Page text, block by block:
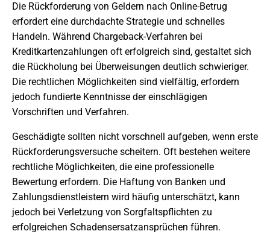
Die Rückforderung von Geldern nach Online-Betrug
erfordert eine durchdachte Strategie und schnelles
Handeln. Während Chargeback-Verfahren bei
Kreditkartenzahlungen oft erfolgreich sind, gestaltet sich
die Rückholung bei Überweisungen deutlich schwieriger.
Die rechtlichen Möglichkeiten sind vielfältig, erfordern
jedoch fundierte Kenntnisse der einschlägigen
Vorschriften und Verfahren.
Geschädigte sollten nicht vorschnell aufgeben, wenn erste
Rückforderungsversuche scheitern. Oft bestehen weitere
rechtliche Möglichkeiten, die eine professionelle
Bewertung erfordern. Die Haftung von Banken und
Zahlungsdienstleistern wird häufig unterschätzt, kann
jedoch bei Verletzung von Sorgfaltspflichten zu
erfolgreichen Schadensersatzansprüchen führen.